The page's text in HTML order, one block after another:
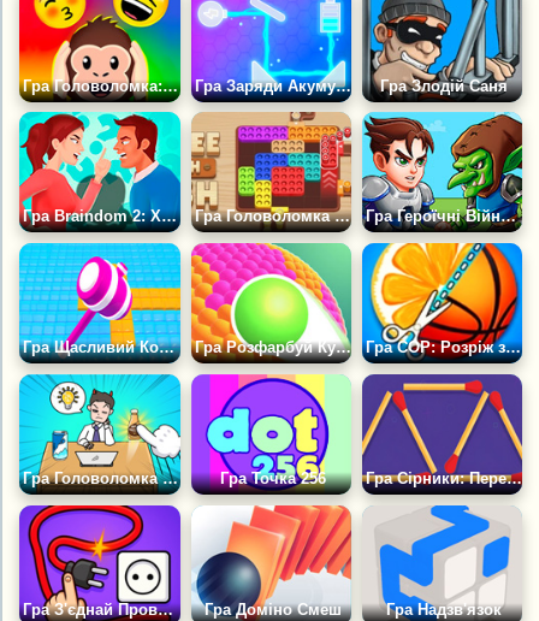
Гра Головоломка: Вгадай Емодзі Гра Заряди Акумулятор Гра Злодій Саня
Гра Braindom 2: Хто Бреше? Гра Головоломка Сортування: Кавовий Забіг Гра Героїчні Війни Веж
Гра Щасливий Колір: Головоломка Для Мозку Гра Розфарбуй Кулю Гра COP: Розріж зайву деталь
Гра Головоломка для Мозку: Складні Рішення Гра Точка 256 Гра Сірники: Перевір Свою Логіку
Гра З'єднай Проводи Гра Доміно Смеш Гра Надзв'язок